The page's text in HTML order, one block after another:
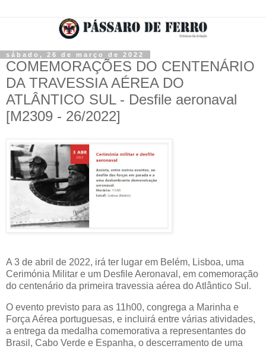
sábado, 26 de março de 2022
COMEMORAÇÕES DO CENTENÁRIO
DA TRAVESSIA AÉREA DO
ATLÂNTICO SUL - Desfile aeronaval
[M2309 - 26/2022]
A 3 de abril de 2022, irá ter lugar em Belém, Lisboa, uma
Cerimónia Militar e um Desfile Aeronaval, em comemoração
do centenário da primeira travessia aérea do Atlântico Sul.
O evento previsto para as 11h00, congrega a Marinha e
Força Aérea portuguesas, e incluirá entre várias atividades,
a entrega da medalha comemorativa a representantes do
Brasil, Cabo Verde e Espanha, o descerramento de uma